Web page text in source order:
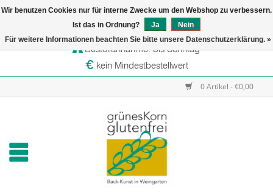
Versandtage: Dienstag & Mittwoch
Bestellannahme: bis Sonntag
kein Mindestbestellwert
0 Artikel - €0,00
Startseite
Online-Shop
Wir benutzen Cookies nur für interne Zwecke um den Webshop zu verbessern.
Ist das in Ordnung?
Ja
Nein
Für weitere Informationen beachten Sie bitte unsere Datenschutzerklärung. »